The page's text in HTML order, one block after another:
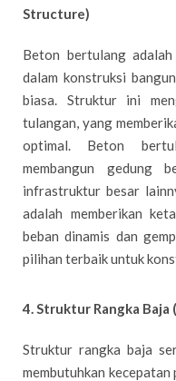
Structure)
Beton bertulang
dalam konstruksi
biasa. Struktur ini
tulangan, yang
optimal. Beton
membangun gedung
infrastruktur besar
adalah memberikan
beban dinamis dan
pilihan terbaik untuk
4. Struktur Rangka
Struktur rangka baja
membutuhkan